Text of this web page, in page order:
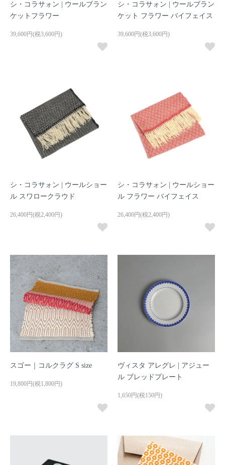
シ・コラサォン | ウールブラン
ケットフラワー
39,600円(税3,600円)
シ・コラサォン | ウールブラン
ケット フラワー バイフェイス
39,600円(税3,600円)
シ・コラサォン | ウールショー
ル スワロークラウド
26,400円(税2,400円)
シ・コラサォン | ウールショー
ル フラワー バイフェイス
26,400円(税2,400円)
スゴー｜コルクラグ S size
19,800円(税1,800円)
ヴィスタ アレグレ | アジュー
ル ブレッドプレート
1,650円(税150円)